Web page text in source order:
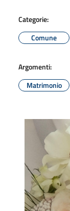
Categorie:
Comune
Argomenti:
Matrimonio